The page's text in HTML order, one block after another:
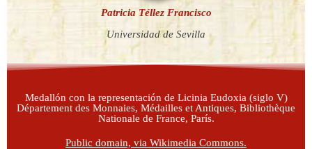
Patricia Téllez Francisco
Universidad de Sevilla
Medallón con la representación de Licinia Eudoxia (siglo V)
Département des Monnaies, Médailles et Antiques, Bibliothèque
Nationale de France, París.
Public domain, via Wikimedia Commons.